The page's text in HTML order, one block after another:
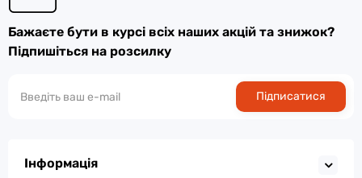
Бажаєте бути в курсі всіх наших акцій та знижок?
Підпишіться на розсилку
Підписатися
Інформація